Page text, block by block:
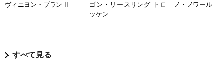
ヴィニヨン・ブラン II
ゴン・リースリング トロ
ッケン
ノ・ノワール
すべて見る